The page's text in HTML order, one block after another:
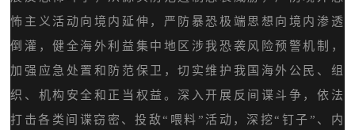
怖主义活动向境内延伸，严防暴恐极端思想向境内渗透
倒灌，健全海外利益集中地区涉我恐袭风险预警机制，
加强应急处置和防范保卫，切实维护我国海外公民、组
织、机构安全和正当权益。深入开展反间谍斗争，依法
打击各类间谍窃密、投敌“喂料”活动，深挖“钉子”、内